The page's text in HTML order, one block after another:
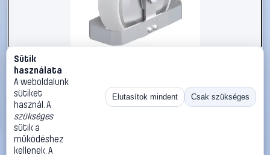
#3050841
Blickle 939753 B-PO 175R-FA-FS Acéllemez rögzített
görgő KerékØ: 175 mm Teherbírás (max.): 400 kg 1 db
Blickle Görgők, kerekek
59 990 Ft
Kosárba
Sütik
használata
A weboldalunk
sütiket
használ. A
szükséges
sütik a
működéshez
kellenek. A
Elutasítok mindent Csak szükséges